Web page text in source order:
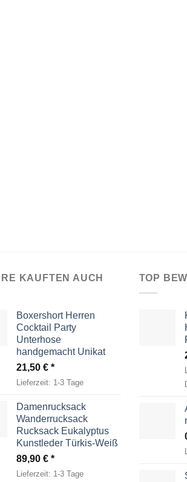
KAUFTEN AUCH
Boxershort Herren
Cocktail Party
Unterhose
handgemacht Unikat
21,50 €
Lieferzeit: 1-3 Tage
Damenrucksack
Wanderrucksack
Rucksack Eukalyptus
Kunstleder Türkis-Weiß
89,90 €
Lieferzeit: 1-3 Tage
TOP